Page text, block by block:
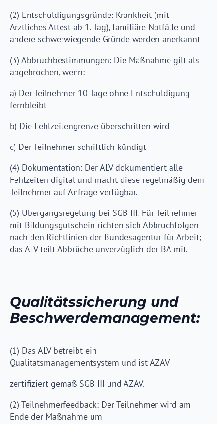
(2) Entschuldigungsgründe: Krankheit (mit
Ärztliches Attest ab 1. Tag), familiäre Notfälle und
andere schwerwiegende Gründe werden anerkannt.
(3) Abbruchbestimmungen: Die Maßnahme gilt als
abgebrochen, wenn:
a) Der Teilnehmer 10 Tage ohne Entschuldigung
fernbleibt
b) Die Fehlzeitengrenze überschritten wird
c) Der Teilnehmer schriftlich kündigt
(4) Dokumentation: Der ALV dokumentiert alle
Fehlzeiten digital und macht diese regelmäßig dem
Teilnehmer auf Anfrage verfügbar.
(5) Übergangsregelung bei SGB III: Für Teilnehmer
mit Bildungsgutschein richten sich Abbruchfolgen
nach den Richtlinien der Bundesagentur für Arbeit;
das ALV teilt Abbrüche unverzüglich der BA mit.
Qualitätssicherung und
Beschwerdemanagement:
(1) Das ALV betreibt ein
Qualitätsmanagementsystem und ist AZAV-
zertifiziert gemäß SGB III und AZAV.
(2) Teilnehmerfeedback: Der Teilnehmer wird am
Ende der Maßnahme um